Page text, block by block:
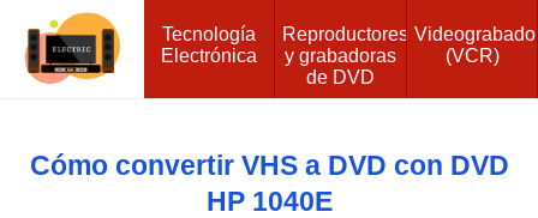
Tecnología
Electrónica
Reproductores
y grabadoras
de DVD
(VCR)
Cómo convertir VHS a DVD con DVD
HP 1040E